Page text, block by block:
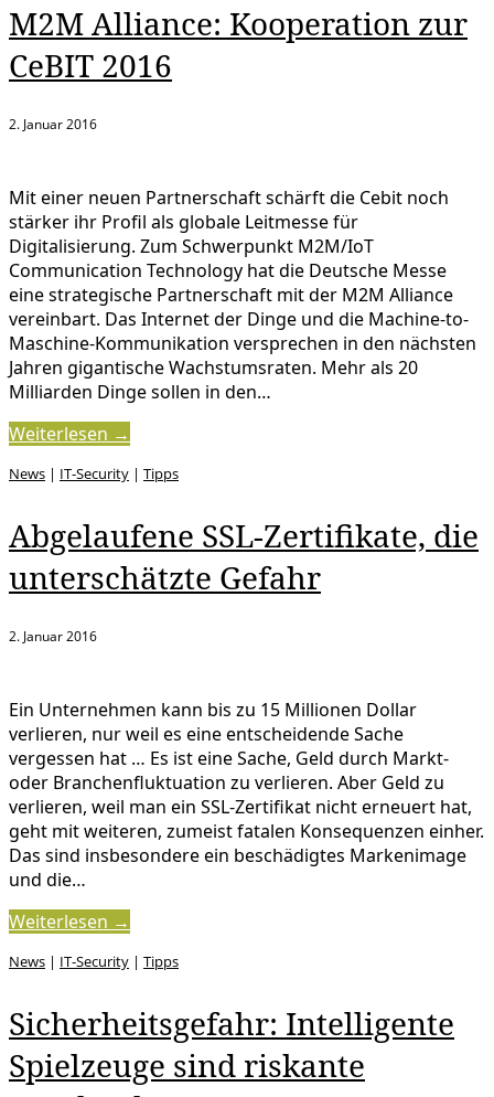
M2M Alliance: Kooperation zur
CeBIT 2016
2. Januar 2016
Mit einer neuen Partnerschaft schärft die Cebit noch
stärker ihr Profil als globale Leitmesse für
Digitalisierung. Zum Schwerpunkt M2M/IoT
Communication Technology hat die Deutsche Messe
eine strategische Partnerschaft mit der M2M Alliance
vereinbart. Das Internet der Dinge und die Machine-to-
Maschine-Kommunikation versprechen in den nächsten
Jahren gigantische Wachstumsraten. Mehr als 20
Milliarden Dinge sollen in den…
Weiterlesen →
News | IT-Security | Tipps
Abgelaufene SSL-Zertifikate, die
unterschätzte Gefahr
2. Januar 2016
Ein Unternehmen kann bis zu 15 Millionen Dollar
verlieren, nur weil es eine entscheidende Sache
vergessen hat … Es ist eine Sache, Geld durch Markt-
oder Branchenfluktuation zu verlieren. Aber Geld zu
verlieren, weil man ein SSL-Zertifikat nicht erneuert hat,
geht mit weiteren, zumeist fatalen Konsequenzen einher.
Das sind insbesondere ein beschädigtes Markenimage
und die…
Weiterlesen →
News | IT-Security | Tipps
Sicherheitsgefahr: Intelligente
Spielzeuge sind riskante